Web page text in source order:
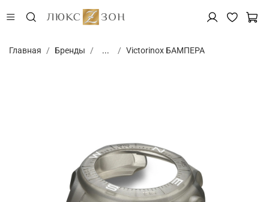
Главная Бренды ... Victorinox БАМПЕРА